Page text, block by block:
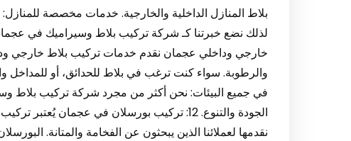
بلاط المنازل الداخلية والخارجية. خدمات مخصصة
خارجي وداخلي عجمان نقدم خدمات تركيب بلاط خارجي
والرطوبة. سواء كنت ترغب في بلاط للحدائق، أو للمداخل
في جميع البيئات: نحن أكثر من مجرد شركة تركيب بلاط
الجودة والتنوع. 12: تركيب بورسلان في عجمان
نقدمها لعملائنا الذين يبحثون عن الفخامة والمتانة.